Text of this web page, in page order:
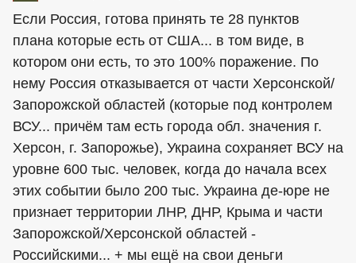
Если Россия, готова принять те 28 пунктов
плана которые есть от США... в том виде, в
котором они есть, то это 100% поражение. По
нему Россия отказывается от части Херсонской/
Запорожской областей (которые под контролем
ВСУ... причём там есть города обл. значения г.
Херсон, г. Запорожье), Украина сохраняет ВСУ на
уровне 600 тыс. человек, когда до начала всех
этих событии было 200 тыс. Украина де-юре не
признает территории ЛНР, ДНР, Крыма и части
Запорожской/Херсонской областей -
Российскими... + мы ещё на свои деньги